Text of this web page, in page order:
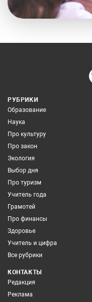
РУБРИКИ
Образование
Наука
Про культуру
Про закон
Экология
Выбор дня
Про туризм
Учитель года
Грамотей
Про финансы
Здоровье
Учитель и цифра
Все рубрики
КОНТАКТЫ
Редакция
Реклама